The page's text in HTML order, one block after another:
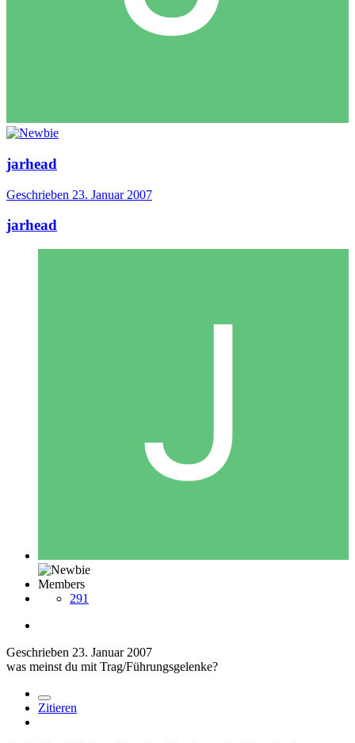
jarhead
Geschrieben 23. Januar 2007
jarhead
Members
291
Geschrieben 23. Januar 2007
was meinst du mit Trag/Führungsgelenke?
Zitieren